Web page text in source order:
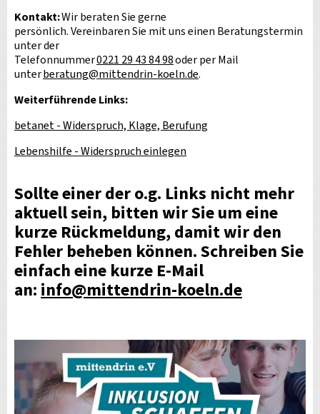
Kontakt:Wir beraten Sie gerne
persönlich. Vereinbaren Sie mit uns einen Beratungstermin
unter der
Telefonnummer0221 29 43 84 98oder per Mail
unterberatung@mittendrin-koeln.de.
Weiterführende Links:
betanet - Widerspruch, Klage, Berufung
Lebenshilfe - Widerspruch einlegen
Sollte einer der o.g. Links nicht mehr
aktuell sein, bitten wir Sie um eine
kurze Rückmeldung, damit wir den
Fehler beheben können. Schreiben Sie
einfach eine kurze E-Mail
an:info@mittendrin-koeln.de